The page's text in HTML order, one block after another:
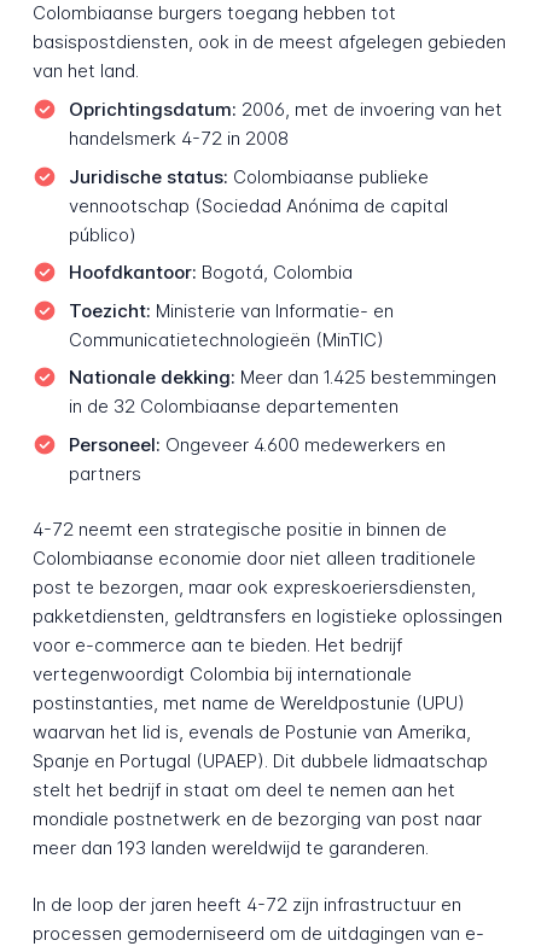
Colombiaanse burgers toegang hebben tot
basispostdiensten, ook in de meest afgelegen gebieden
van het land.
Oprichtingsdatum: 2006, met de invoering van het
handelsmerk 4-72 in 2008
Juridische status: Colombiaanse publieke
vennootschap (Sociedad Anónima de capital
público)
Hoofdkantoor: Bogotá, Colombia
Toezicht: Ministerie van Informatie- en
Communicatietechnologieën (MinTIC)
Nationale dekking: Meer dan 1.425 bestemmingen
in de 32 Colombiaanse departementen
Personeel: Ongeveer 4.600 medewerkers en
partners
4-72 neemt een strategische positie in binnen de
Colombiaanse economie door niet alleen traditionele
post te bezorgen, maar ook expreskoeriersdiensten,
pakketdiensten, geldtransfers en logistieke oplossingen
voor e-commerce aan te bieden. Het bedrijf
vertegenwoordigt Colombia bij internationale
postinstanties, met name de Wereldpostunie (UPU)
waarvan het lid is, evenals de Postunie van Amerika,
Spanje en Portugal (UPAEP). Dit dubbele lidmaatschap
stelt het bedrijf in staat om deel te nemen aan het
mondiale postnetwerk en de bezorging van post naar
meer dan 193 landen wereldwijd te garanderen.
In de loop der jaren heeft 4-72 zijn infrastructuur en
processen gemoderniseerd om de uitdagingen van e-